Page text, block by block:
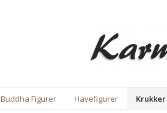
Buddha Figurer Havefigurer